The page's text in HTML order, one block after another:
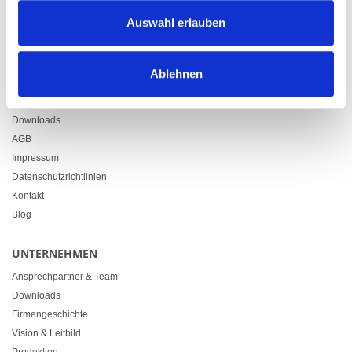
Auswahl erlauben
Ablehnen
Zürcherstrasse 37
LINKS
Downloads
AGB
Impressum
Datenschutzrichtlinien
Kontakt
Blog
UNTERNEHMEN
Ansprechpartner & Team
Downloads
Firmengeschichte
Vision & Leitbild